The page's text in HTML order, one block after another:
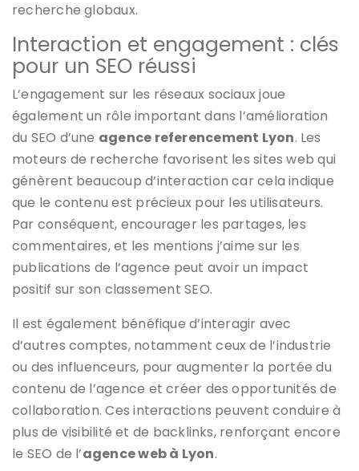
recherche globaux.
Interaction et engagement : clés
pour un SEO réussi
L’engagement sur les réseaux sociaux joue
également un rôle important dans l’amélioration
du SEO d’une agence referencement Lyon. Les
moteurs de recherche favorisent les sites web qui
génèrent beaucoup d’interaction car cela indique
que le contenu est précieux pour les utilisateurs.
Par conséquent, encourager les partages, les
commentaires, et les mentions j’aime sur les
publications de l’agence peut avoir un impact
positif sur son classement SEO.
Il est également bénéfique d’interagir avec
d’autres comptes, notamment ceux de l’industrie
ou des influenceurs, pour augmenter la portée du
contenu de l’agence et créer des opportunités de
collaboration. Ces interactions peuvent conduire à
plus de visibilité et de backlinks, renforçant encore
le SEO de l’agence web à Lyon.